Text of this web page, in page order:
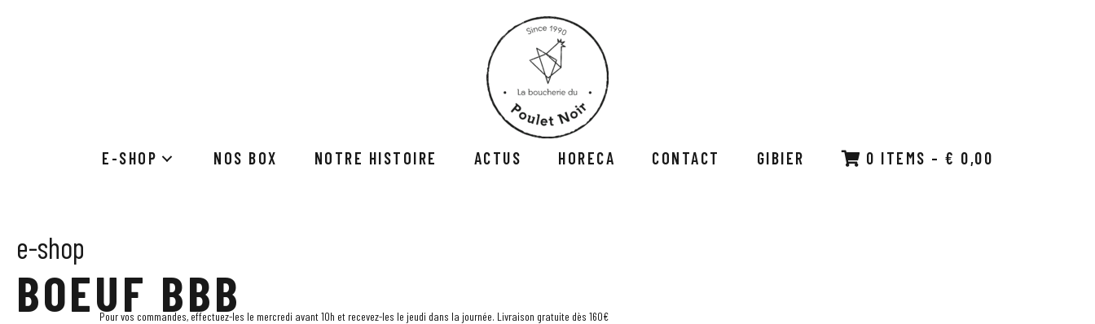
E-SHOP NOS BOX NOTRE HISTOIRE ACTUS HORECA CONTACT GIBIER 0 ITEMS – € 0,00
e-shop
BOEUF BBB
Pour vos commandes, effectuez-les le mercredi avant 10h et recevez-les le jeudi dans la journée. Livraison gratuite dès 160€